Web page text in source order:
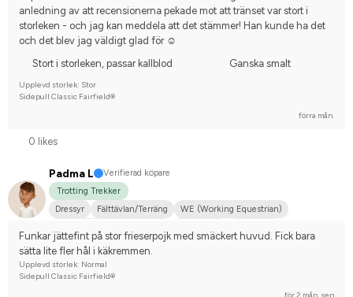
anledning av att recensionerna pekade mot att tränset var stort i
storleken - och jag kan meddela att det stämmer! Han kunde ha det
och det blev jag väldigt glad för ☺️
Stort i storleken, passar kallblod
Ganska smalt
Upplevd storlek: Stor
Sidepull Classic Fairfield®
förra mån.
0 likes
Padma L
Verifierad köpare
Trotting Trekker
Dressyr
Fälttävlan/Terräng
WE (Working Equestrian)
Mellanstor hund
Arabiskt fullblod
Korsning med halvblod
Tinker
Nej, jag tävlar inte
Funkar jättefint på stor frieserpojk med smäckert huvud. Fick bara
sätta lite fler hål i käkremmen.
Upplevd storlek: Normal
Sidepull Classic Fairfield®